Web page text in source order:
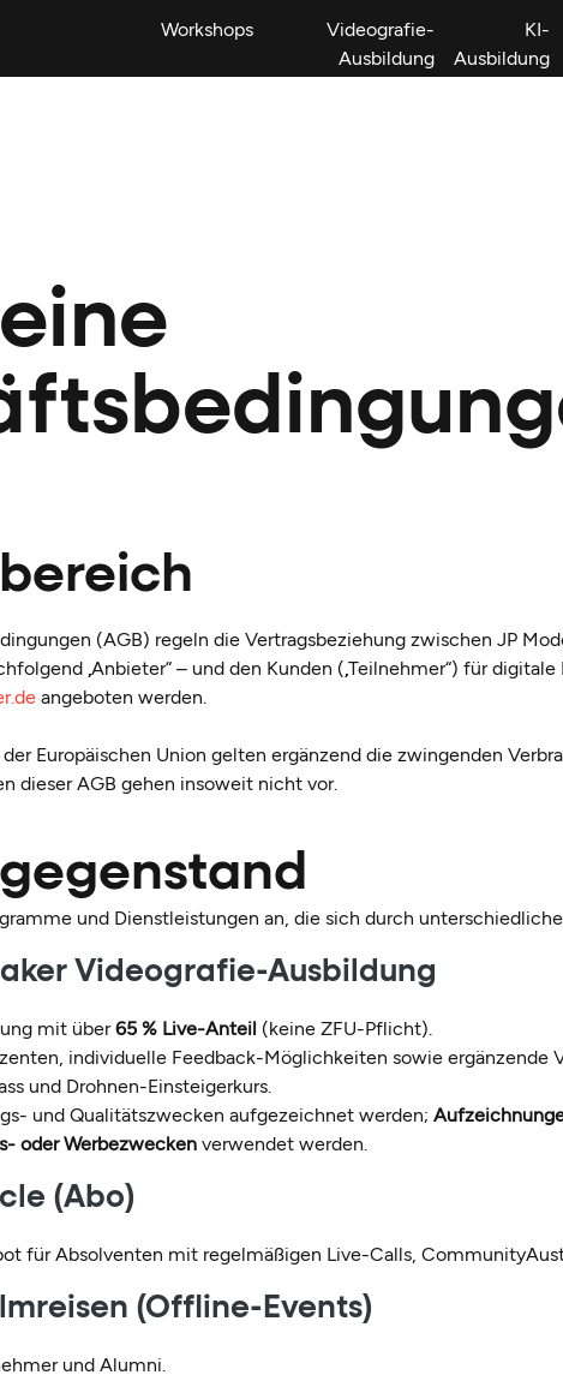
Workshops
Videografie-
Ausbildung
KI-
Ausbildung
(AGB) regeln die Vertragsbeziehung zwischen JP
„Anbieter“ – und den Kunden („Teilnehmer“) für
angeboten werden.
Europäischen Union gelten ergänzend die zwingenden
dieser AGB gehen insoweit nicht vor.
und Dienstleistungen an, die sich durch
Videografie-Ausbildung
mit über65 % Live-Anteil (keine ZFU-Pflicht).
individuelle Feedback-Möglichkeiten sowie ergänzende
und Drohnen-Einsteigerkurs.
und Qualitätszwecken aufgezeichnet werden;
oder Werbezwecken verwendet werden.
(Abo)
für Absolventen mit regelmäßigen Live-Calls,
(Offline-Events)
und Alumni.